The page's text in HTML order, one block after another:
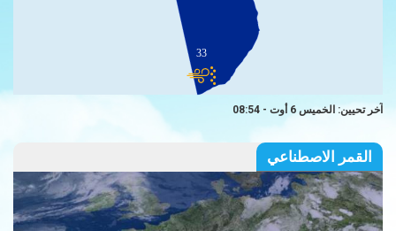
33
آخر تحيين: الخميس 6 أوت - 08:54
القمر الاصطناعي